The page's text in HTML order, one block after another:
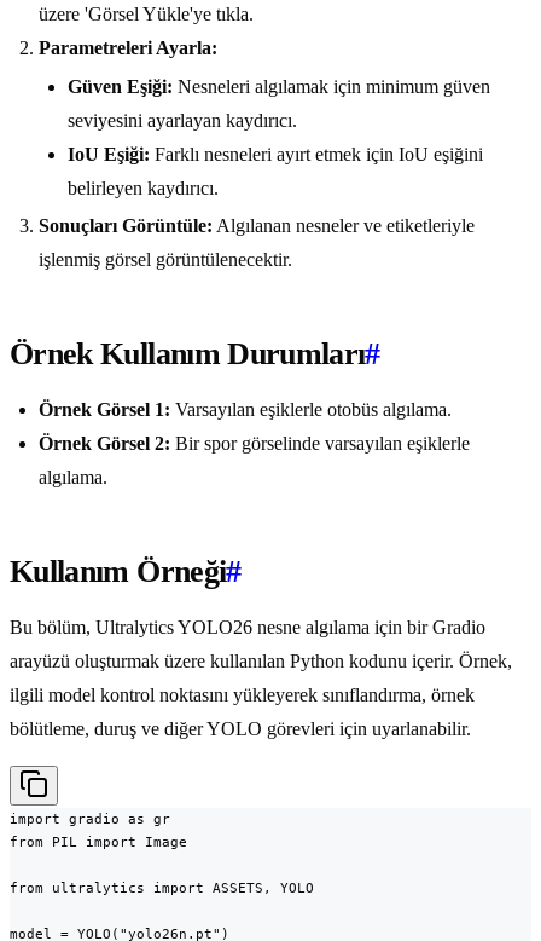
üzere 'Görsel Yükle'ye tıkla.
Parametreleri Ayarla:
Güven Eşiği: Nesneleri algılamak için minimum güven
seviyesini ayarlayan kaydırıcı.
IoU Eşiği: Farklı nesneleri ayırt etmek için IoU eşiğini
belirleyen kaydırıcı.
Sonuçları Görüntüle: Algılanan nesneler ve etiketleriyle
işlenmiş görsel görüntülenecektir.
Örnek Kullanım Durumları#
Örnek Görsel 1: Varsayılan eşiklerle otobüs algılama.
Örnek Görsel 2: Bir spor görselinde varsayılan eşiklerle
algılama.
Kullanım Örneği#
Bu bölüm, Ultralytics YOLO26 nesne algılama için bir Gradio
arayüzü oluşturmak üzere kullanılan Python kodunu içerir. Örnek,
ilgili model kontrol noktasını yükleyerek sınıflandırma, örnek
bölütleme, duruş ve diğer YOLO görevleri için uyarlanabilir.
import gradio as gr
from PIL import Image
from ultralytics import ASSETS, YOLO
model = YOLO("yolo26n.pt")